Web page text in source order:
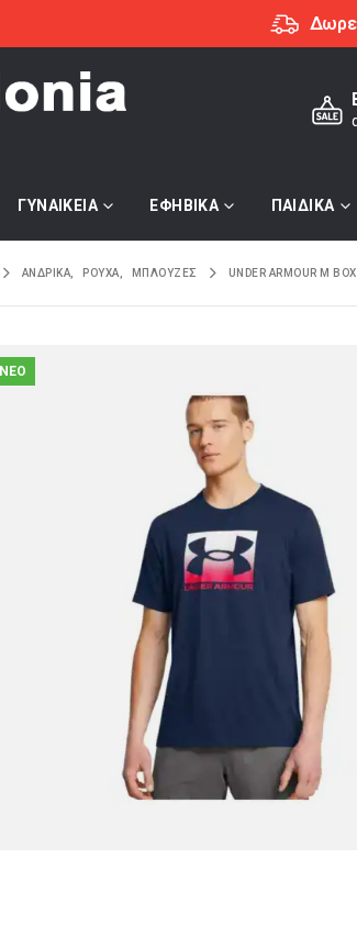
ΓΥΝΑΙΚΕΙΑ ΕΦΗΒΙΚΑ ΠΑΙΔΙΚΑ
ΑΝΔΡΙΚΑ ΡΟΥΧΑ ΜΠΛΟΥΖΕΣ UNDER ARMOUR M
NEO